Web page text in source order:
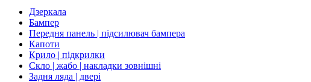
Дзеркала
Бампер
Передня панель | підсилювач бампера
Капоти
Крило | підкрилки
Скло | жабо | накладки зовнішні
Задня ляда | двері